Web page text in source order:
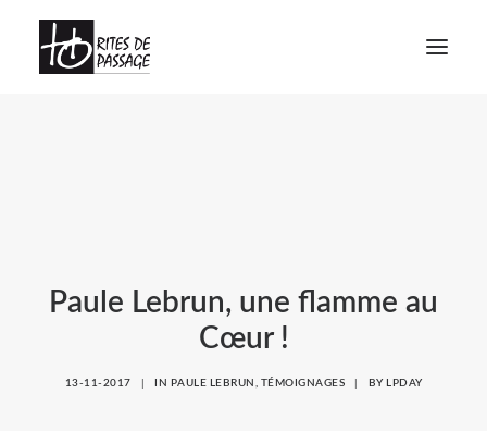
MEDIAGRAPHIE
CONTACT
Paule Lebrun, une flamme au
Cœur !
13-11-2017 IN PAULE LEBRUN , TÉMOIGNAGES BY LPDAY